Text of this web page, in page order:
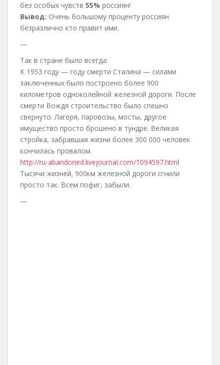
без особых чувств 55% россиян!
Вывод: Очень большому проценту россиян
безразлично кто правит ими.
—
Так в стране было всегда:
К 1953 году — году смерти Сталина — силами
заключенных было построено более 900
километров одноколейной железной дороги. После
смерти Вождя строительство было спешно
свернуто. Лагеря, паровозы, мосты, другое
имущество просто брошено в тундре. Великая
стройка, забравшая жизни более 300 000 человек
кончилась провалом.
http://ru-abandoned.livejournal.com/1094597.html
Тысячи жизней, 900км железной дороги сгнили
просто так. Всем пофиг, забыли.
—